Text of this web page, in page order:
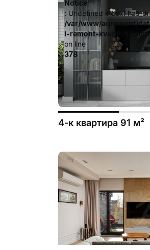
Notice
: Undefined index:
/var/www/aqremont/
i-remont-kvartir.tpl.php
on line
378
4-к квартира 91 м²